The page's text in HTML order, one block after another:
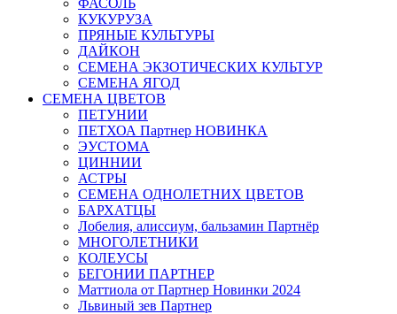
ФАСОЛЬ
КУКУРУЗА
ПРЯНЫЕ КУЛЬТУРЫ
ДАЙКОН
СЕМЕНА ЭКЗОТИЧЕСКИХ КУЛЬТУР
СЕМЕНА ЯГОД
СЕМЕНА ЦВЕТОВ
ПЕТУНИИ
ПЕТХОА Партнер НОВИНКА
ЭУСТОМА
ЦИННИИ
АСТРЫ
СЕМЕНА ОДНОЛЕТНИХ ЦВЕТОВ
БАРХАТЦЫ
Лобелия, алиссиум, бальзамин Партнёр
МНОГОЛЕТНИКИ
КОЛЕУСЫ
БЕГОНИИ ПАРТНЕР
Маттиола от Партнер Новинки 2024
Львиный зев Партнер